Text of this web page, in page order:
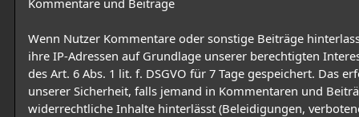
Kommentare und Beiträge
Wenn Nutzer Kommentare oder sonstige Beiträge
ihre IP-Adressen auf Grundlage unserer berechtigten
des Art. 6 Abs. 1 lit. f. DSGVO für 7 Tage gespeichert. Das
unserer Sicherheit, falls jemand in Kommentaren und
widerrechtliche Inhalte hinterlässt (Beleidigungen,